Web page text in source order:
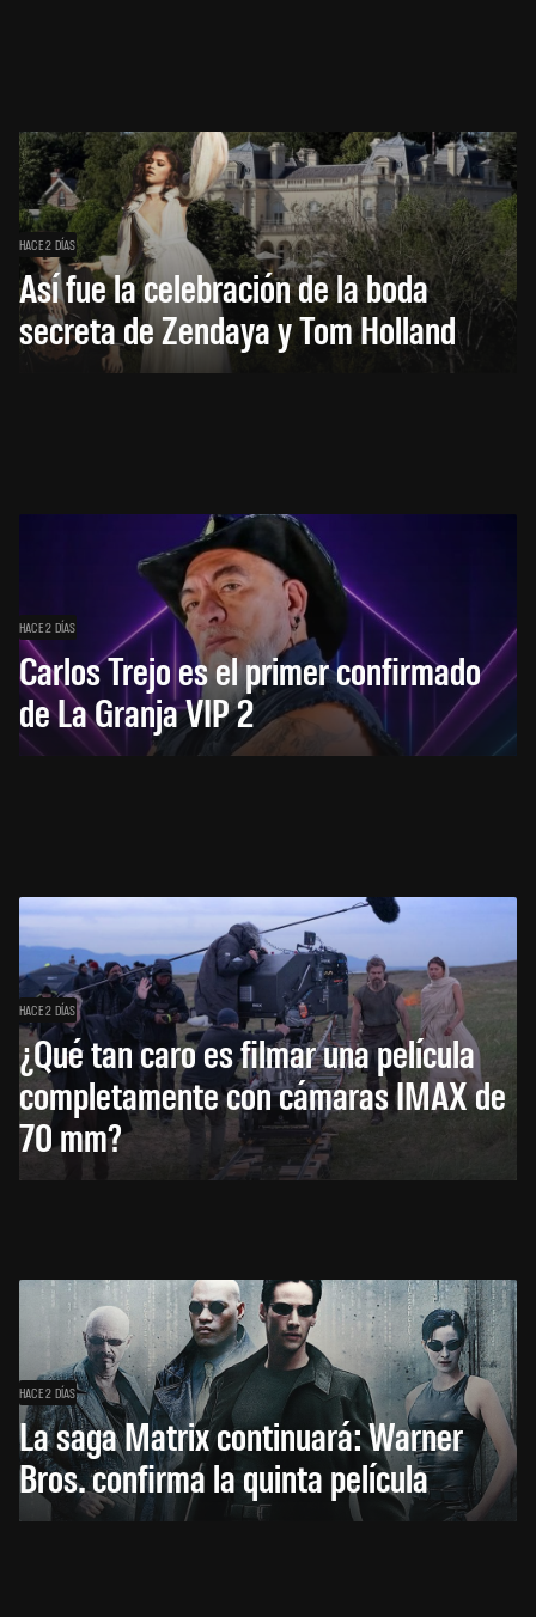
HACE 2 DÍAS
Así fue la celebración de la boda
secreta de Zendaya y Tom Holland
HACE 2 DÍAS
Carlos Trejo es el primer confirmado
de La Granja VIP 2
HACE 2 DÍAS
¿Qué tan caro es filmar una película
completamente con cámaras IMAX de
70 mm?
HACE 2 DÍAS
La saga Matrix continuará: Warner
Bros. confirma la quinta película